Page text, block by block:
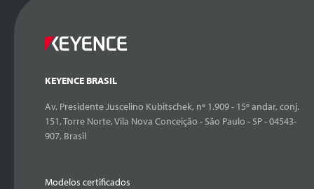
KEYENCE BRASIL
Av. Presidente Juscelino Kubitschek, nº 1.909 - 15º andar, conj.
151, Torre Norte, Vila Nova Conceição - São Paulo - SP - 04543-
907, Brasil
Modelos certificados